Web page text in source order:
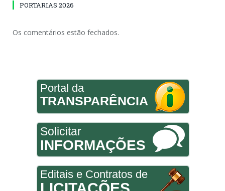
PORTARIAS 2026
Os comentários estão fechados.
Portal da
TRANSPARÊNCIA
Solicitar
INFORMAÇÕES
Editais e Contratos de